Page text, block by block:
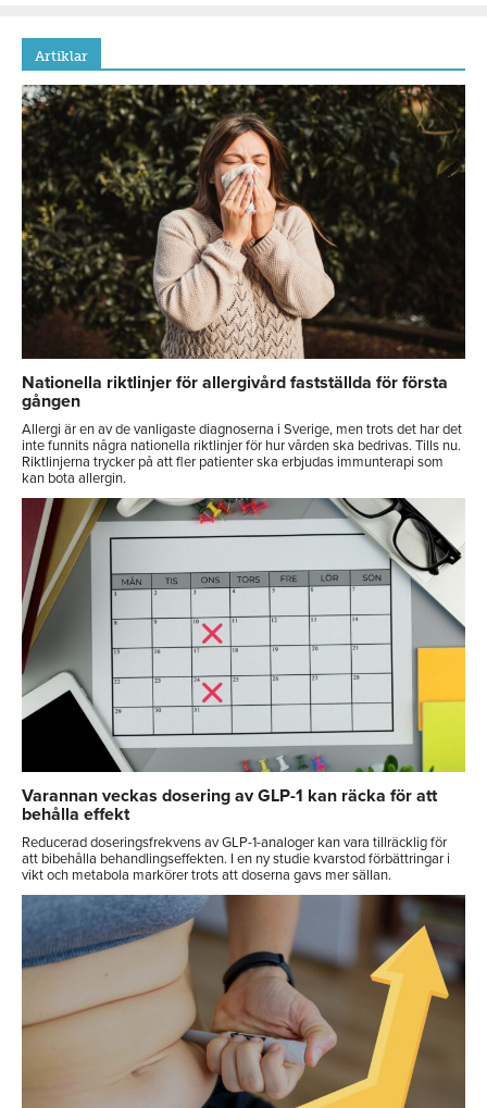
Artiklar
Nationella riktlinjer för allergivård fastställda för första
gången
Allergi är en av de vanligaste diagnoserna i Sverige, men trots det har det
inte funnits några nationella riktlinjer för hur vården ska bedrivas. Tills nu.
Riktlinjerna trycker på att fler patienter ska erbjudas immunterapi som
kan bota allergin.
Varannan veckas dosering av GLP-1 kan räcka för att
behålla effekt
Reducerad doseringsfrekvens av GLP-1-analoger kan vara tillräcklig för
att bibehålla behandlingseffekten. I en ny studie kvarstod förbättringar i
vikt och metabola markörer trots att doserna gavs mer sällan.